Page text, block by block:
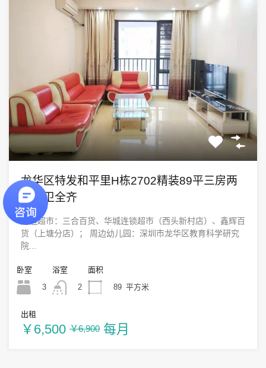
龙华区特发和平里H栋2702精装89平三房两
厅两卫全齐
周边超市：三合百货、华城连锁超市（西头新村店）、鑫辉百
货（上塘分店）； 周边幼儿园：深圳市龙华区教育科学研究
院...
卧室
3
浴室
2
面积
89 平方米
出租
￥6,500 ￥6,900 每月